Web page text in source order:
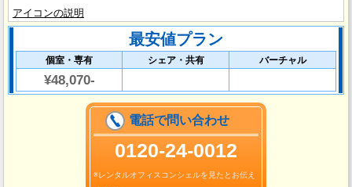
アイコンの説明
最安値プラン
個室・専有 シェア・共有 バーチャル
¥48,070-
電話で問い合わせ
0120-24-0012
※レンタルオフィスコンシェルを見たとお伝え